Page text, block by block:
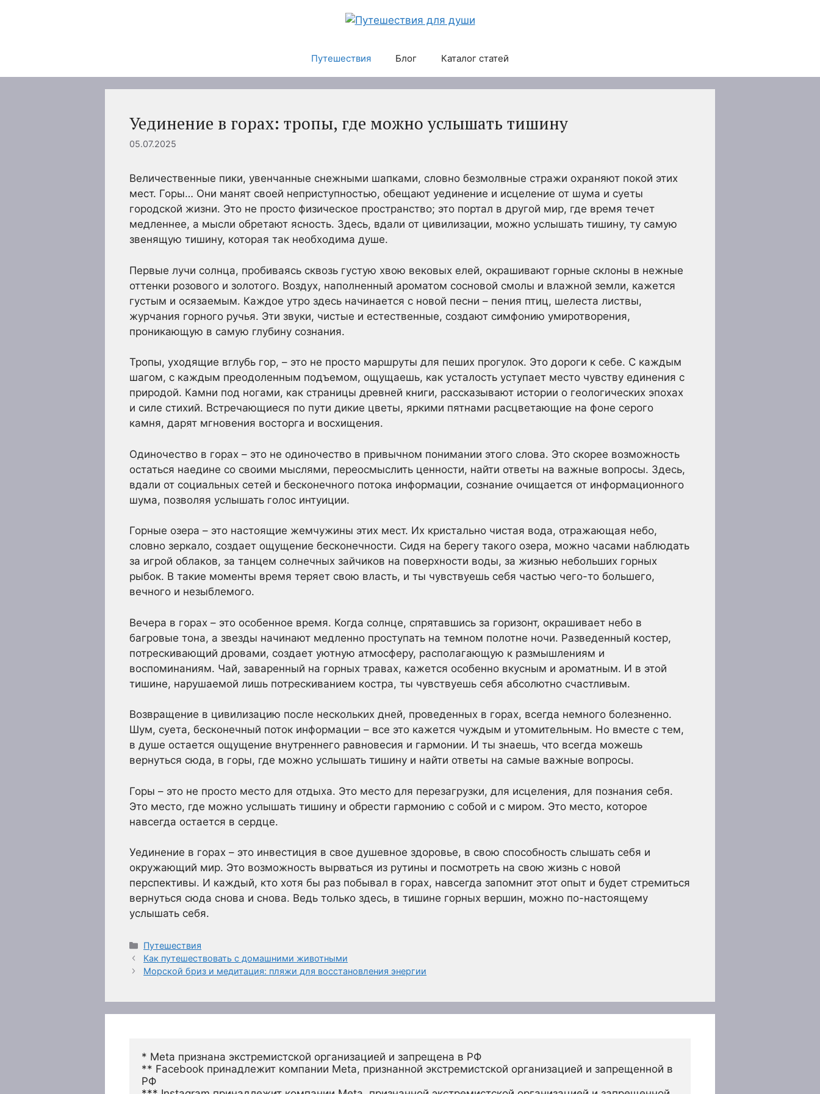
Путешествия Блог Каталог статей
Уединение в горах: тропы, где можно услышать тишину
05.07.2025
Величественные пики, увенчанные снежными шапками, словно безмолвные стражи охраняют покой этих
мест. Горы… Они манят своей неприступностью, обещают уединение и исцеление от шума и суеты
городской жизни. Это не просто физическое пространство; это портал в другой мир, где время течет
медленнее, а мысли обретают ясность. Здесь, вдали от цивилизации, можно услышать тишину, ту самую
звенящую тишину, которая так необходима душе.
Первые лучи солнца, пробиваясь сквозь густую хвою вековых елей, окрашивают горные склоны в нежные
оттенки розового и золотого. Воздух, наполненный ароматом сосновой смолы и влажной земли, кажется
густым и осязаемым. Каждое утро здесь начинается с новой песни – пения птиц, шелеста листвы,
журчания горного ручья. Эти звуки, чистые и естественные, создают симфонию умиротворения,
проникающую в самую глубину сознания.
Тропы, уходящие вглубь гор, – это не просто маршруты для пеших прогулок. Это дороги к себе. С каждым
шагом, с каждым преодоленным подъемом, ощущаешь, как усталость уступает место чувству единения с
природой. Камни под ногами, как страницы древней книги, рассказывают истории о геологических эпохах
и силе стихий. Встречающиеся по пути дикие цветы, яркими пятнами расцветающие на фоне серого
камня, дарят мгновения восторга и восхищения.
Одиночество в горах – это не одиночество в привычном понимании этого слова. Это скорее возможность
остаться наедине со своими мыслями, переосмыслить ценности, найти ответы на важные вопросы. Здесь,
вдали от социальных сетей и бесконечного потока информации, сознание очищается от информационного
шума, позволяя услышать голос интуиции.
Горные озера – это настоящие жемчужины этих мест. Их кристально чистая вода, отражающая небо,
словно зеркало, создает ощущение бесконечности. Сидя на берегу такого озера, можно часами наблюдать
за игрой облаков, за танцем солнечных зайчиков на поверхности воды, за жизнью небольших горных
рыбок. В такие моменты время теряет свою власть, и ты чувствуешь себя частью чего-то большего,
вечного и незыблемого.
Вечера в горах – это особенное время. Когда солнце, спрятавшись за горизонт, окрашивает небо в
багровые тона, а звезды начинают медленно проступать на темном полотне ночи. Разведенный костер,
потрескивающий дровами, создает уютную атмосферу, располагающую к размышлениям и
воспоминаниям. Чай, заваренный на горных травах, кажется особенно вкусным и ароматным. И в этой
тишине, нарушаемой лишь потрескиванием костра, ты чувствуешь себя абсолютно счастливым.
Возвращение в цивилизацию после нескольких дней, проведенных в горах, всегда немного болезненно.
Шум, суета, бесконечный поток информации – все это кажется чуждым и утомительным. Но вместе с тем,
в душе остается ощущение внутреннего равновесия и гармонии. И ты знаешь, что всегда можешь
вернуться сюда, в горы, где можно услышать тишину и найти ответы на самые важные вопросы.
Горы – это не просто место для отдыха. Это место для перезагрузки, для исцеления, для познания себя.
Это место, где можно услышать тишину и обрести гармонию с собой и с миром. Это место, которое
навсегда остается в сердце.
Уединение в горах – это инвестиция в свое душевное здоровье, в свою способность слышать себя и
окружающий мир. Это возможность вырваться из рутины и посмотреть на свою жизнь с новой
перспективы. И каждый, кто хотя бы раз побывал в горах, навсегда запомнит этот опыт и будет стремиться
вернуться сюда снова и снова. Ведь только здесь, в тишине горных вершин, можно по-настоящему
услышать себя.
Рубрики
Путешествия
Как путешествовать с домашними животными
Морской бриз и медитация: пляжи для восстановления энергии
* Meta признана экстремистской организацией и запрещена в РФ
** Facebook принадлежит компании Meta, признанной экстремистской организацией и запрещенной в
РФ